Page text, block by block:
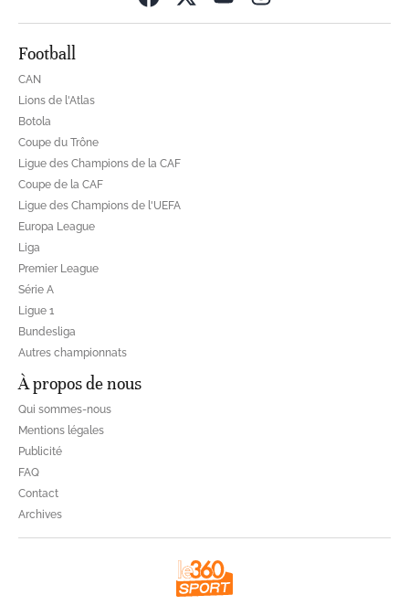
Football
CAN
Lions de l'Atlas
Botola
Coupe du Trône
Ligue des Champions de la CAF
Coupe de la CAF
Ligue des Champions de l'UEFA
Europa League
Liga
Premier League
Série A
Ligue 1
Bundesliga
Autres championnats
À propos de nous
Qui sommes-nous
Mentions légales
Publicité
FAQ
Contact
Archives